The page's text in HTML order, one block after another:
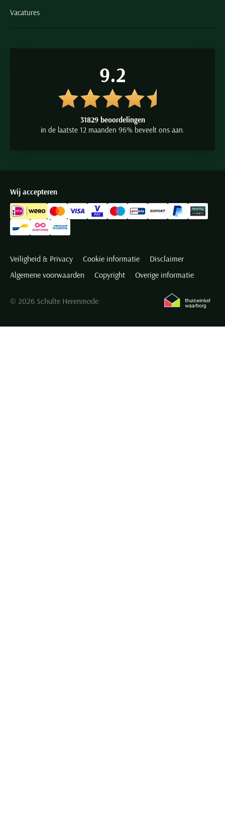
Vacatures
9.2
31829 beoordelingen
in de laatste 12 maanden 96% beveelt ons aan.
Wij accepteren
Veiligheid & Privacy Cookie informatie
Disclaimer
Algemene voorwaarden
Copyright Overige informatie
© 2026 Schulte Herenmode